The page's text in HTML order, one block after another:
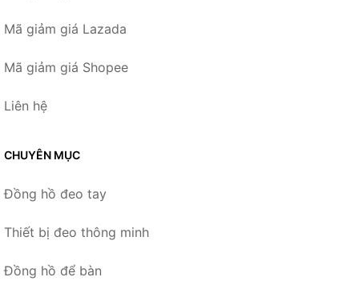
Mã giảm giá Lazada
Mã giảm giá Shopee
Liên hệ
CHUYÊN MỤC
Đồng hồ đeo tay
Thiết bị đeo thông minh
Đồng hồ để bàn